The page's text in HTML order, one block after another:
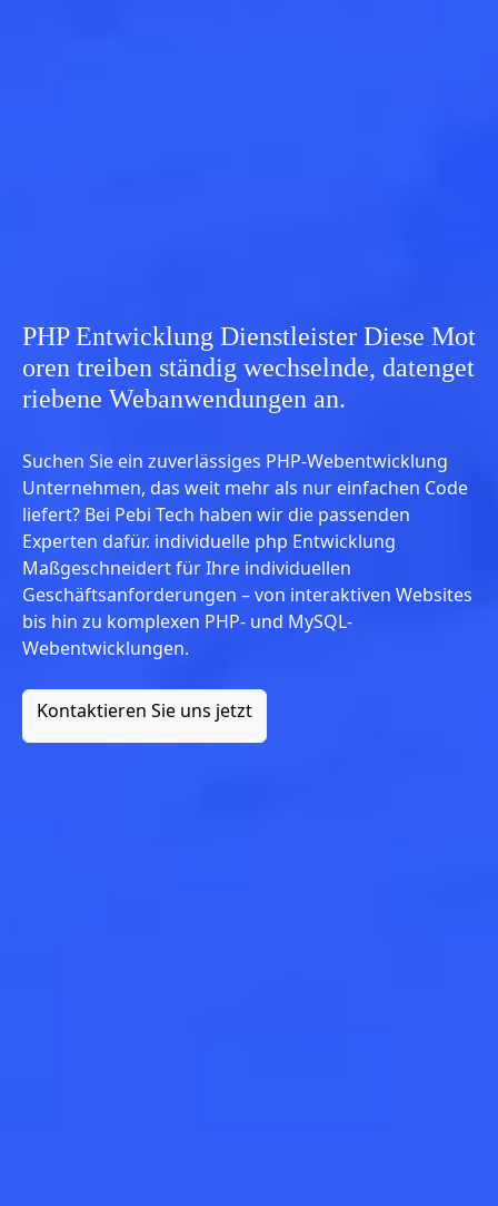
PHP Entwicklung Dienstleister Diese Mot
oren treiben ständig wechselnde, datenget
riebene Webanwendungen an.
Suchen Sie ein zuverlässiges PHP-Webentwicklung
Unternehmen, das weit mehr als nur einfachen Code
liefert? Bei Pebi Tech haben wir die passenden
Experten dafür. individuelle php Entwicklung
Maßgeschneidert für Ihre individuellen
Geschäftsanforderungen – von interaktiven Websites
bis hin zu komplexen PHP- und MySQL-
Webentwicklungen.
Kontaktieren Sie uns jetzt